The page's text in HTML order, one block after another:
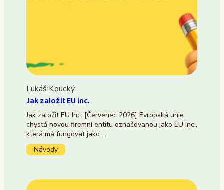
Lukáš Koucký
Jak založit EU inc.
Jak založit EU Inc. [Červenec 2026] Evropská unie
chystá novou firemní entitu označovanou jako EU Inc.,
která má fungovat jako…
Návody